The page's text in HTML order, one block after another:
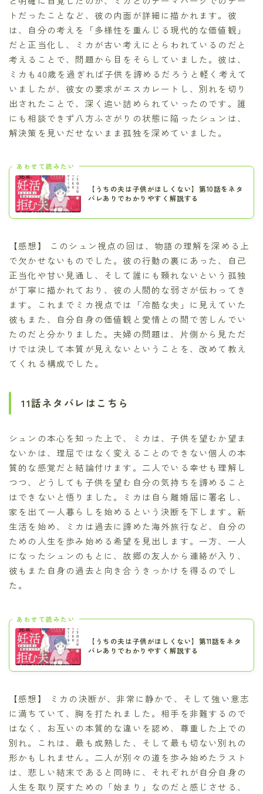
トだったことなど、彼の内面が詳細に描かれます。彼
は、自分の考えを「多様性を重んじる現代的な価値観」
だと正当化し、ミカが古い考えにとらわれているのだと
考えることで、問題から目をそらしていました。彼は、
ミカも40歳を過ぎれば子供を諦めるだろうと軽く考えて
いましたが、彼女の要求がエスカレートし、別れを切り
出されたことで、深く追い詰められていったのです。誰
にも相談できず八方ふさがりの状態に陥ったシュンは、
解決策を見いだせないまま孤独を深めていました。
あわせて読みたい
【うちの夫は子供がほしくない】第10話をネタ
バレありでわかりやすく解説する
【感想】 このシュン視点の回は、物語の理解を深める上
で欠かせないものでした。彼の行動の裏にあった、自己
正当化や甘い見通し、そして誰にも頼れないという孤独
が丁寧に描かれており、彼の人間的な弱さが伝わってき
ます。これまでミカ視点では「冷酷な夫」に見えていた
彼もまた、自分自身の価値観と愛情との間で苦しんでい
たのだと分かりました。夫婦の問題は、片側から見ただ
けでは決して本質が見えないということを、改めて教え
てくれる構成でした。
11話ネタバレはこちら
シュンの本心を知った上で、ミカは、子供を望むか望ま
ないかは、理屈ではなく変えることのできない個人の本
質的な感覚だと結論付けます。二人でいる幸せも理解し
つつ、どうしても子供を望む自分の気持ちを諦めること
はできないと悟りました。ミカは自ら離婚届に署名し、
家を出て一人暮らしを始めるという決断を下します。新
生活を始め、ミカは過去に諦めた海外旅行など、自分の
ための人生を歩み始める希望を見出します。一方、一人
になったシュンのもとに、故郷の友人から連絡が入り、
彼もまた自身の過去と向き合うきっかけを得るのでし
た。
あわせて読みたい
【うちの夫は子供がほしくない】第11話をネタ
バレありでわかりやすく解説する
【感想】 ミカの決断が、非常に静かで、そして強い意志
に満ちていて、胸を打たれました。相手を非難するので
はなく、お互いの本質的な違いを認め、尊重した上での
別れ。これは、最も成熟した、そして最も切ない別れの
形かもしれません。二人が別々の道を歩み始めたラスト
は、悲しい結末であると同時に、それぞれが自分自身の
人生を取り戻すための「始まり」なのだと感じさせる、